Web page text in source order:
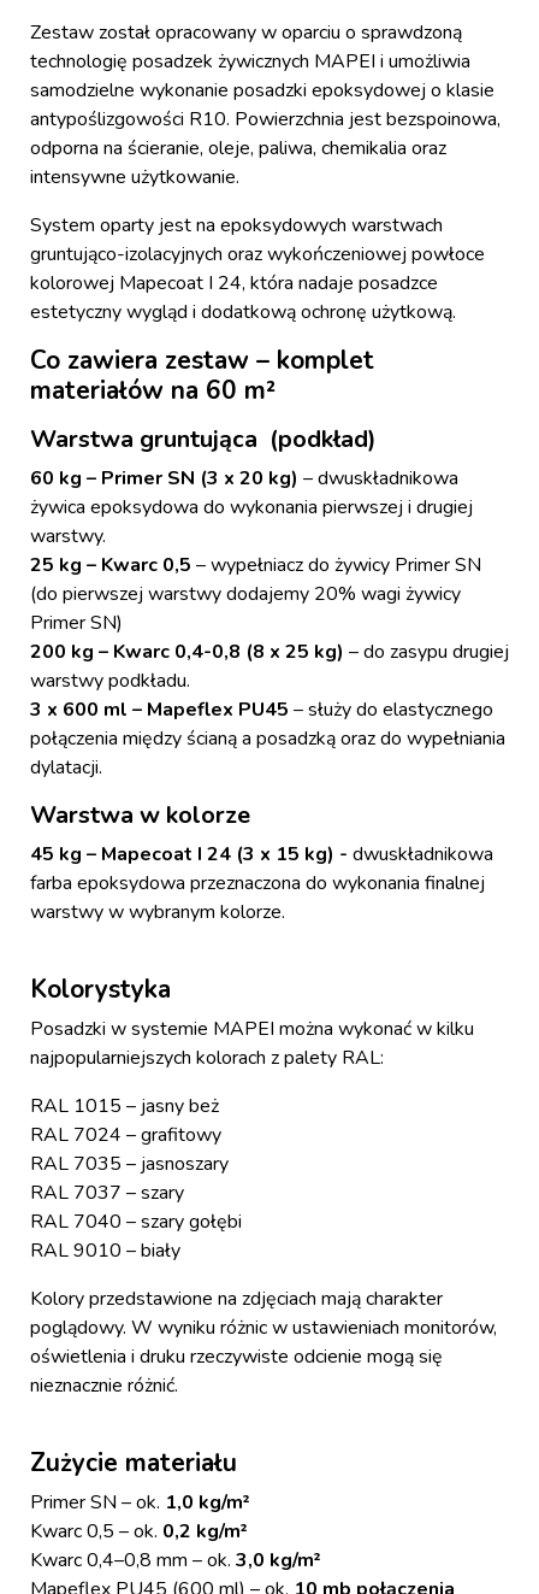
Zestaw został opracowany w oparciu o sprawdzoną
technologię posadzek żywicznych MAPEI i umożliwia
samodzielne wykonanie posadzki epoksydowej o klasie
antypoślizgowości R10. Powierzchnia jest bezspoinowa,
odporna na ścieranie, oleje, paliwa, chemikalia oraz
intensywne użytkowanie.
System oparty jest na epoksydowych warstwach
gruntująco-izolacyjnych oraz wykończeniowej powłoce
kolorowej Mapecoat I 24, która nadaje posadzce
estetyczny wygląd i dodatkową ochronę użytkową.
Co zawiera zestaw – komplet
materiałów na 60 m²
Warstwa gruntująca (podkład)
60 kg – Primer SN (3 x 20 kg) – dwuskładnikowa
żywica epoksydowa do wykonania pierwszej i drugiej
warstwy.
25 kg – Kwarc 0,5 – wypełniacz do żywicy Primer SN
(do pierwszej warstwy dodajemy 20% wagi żywicy
Primer SN)
200 kg – Kwarc 0,4-0,8 (8 x 25 kg) – do zasypu drugiej
warstwy podkładu.
3 x 600 ml – Mapeflex PU45 – służy do elastycznego
połączenia między ścianą a posadzką oraz do wypełniania
dylatacji.
Warstwa w kolorze
45 kg – Mapecoat I 24 (3 x 15 kg) - dwuskładnikowa
farba epoksydowa przeznaczona do wykonania finalnej
warstwy w wybranym kolorze.
Kolorystyka
Posadzki w systemie MAPEI można wykonać w kilku
najpopularniejszych kolorach z palety RAL:
RAL 1015 – jasny beż
RAL 7024 – grafitowy
RAL 7035 – jasnoszary
RAL 7037 – szary
RAL 7040 – szary gołębi
RAL 9010 – biały
Kolory przedstawione na zdjęciach mają charakter
poglądowy. W wyniku różnic w ustawieniach monitorów,
oświetlenia i druku rzeczywiste odcienie mogą się
nieznacznie różnić.
Zużycie materiału
Primer SN – ok. 1,0 kg/m²
Kwarc 0,5 – ok. 0,2 kg/m²
Kwarc 0,4–0,8 mm – ok. 3,0 kg/m²